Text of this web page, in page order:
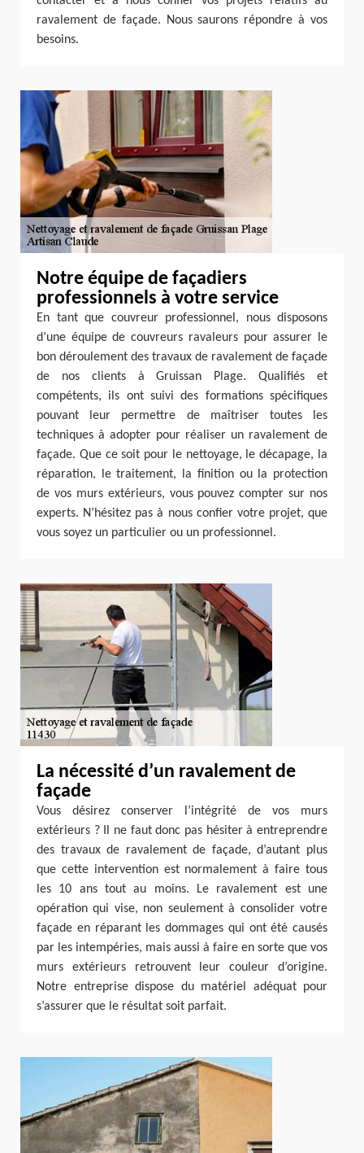
ravalement de façade. Nous saurons répondre à vos
besoins.
Notre équipe de façadiers
professionnels à votre service
En tant que couvreur professionnel, nous disposons
d’une équipe de couvreurs ravaleurs pour assurer le
bon déroulement des travaux de ravalement de façade
de nos clients à Gruissan Plage. Qualifiés et
compétents, ils ont suivi des formations spécifiques
pouvant leur permettre de maîtriser toutes les
techniques à adopter pour réaliser un ravalement de
façade. Que ce soit pour le nettoyage, le décapage, la
réparation, le traitement, la finition ou la protection
de vos murs extérieurs, vous pouvez compter sur nos
experts. N’hésitez pas à nous confier votre projet, que
vous soyez un particulier ou un professionnel.
La nécessité d’un ravalement de
façade
Vous désirez conserver l’intégrité de vos murs
extérieurs ? Il ne faut donc pas hésiter à entreprendre
des travaux de ravalement de façade, d’autant plus
que cette intervention est normalement à faire tous
les 10 ans tout au moins. Le ravalement est une
opération qui vise, non seulement à consolider votre
façade en réparant les dommages qui ont été causés
par les intempéries, mais aussi à faire en sorte que vos
murs extérieurs retrouvent leur couleur d’origine.
Notre entreprise dispose du matériel adéquat pour
s’assurer que le résultat soit parfait.